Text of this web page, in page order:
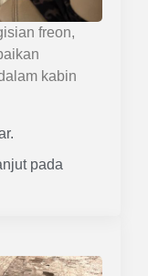
freon,
kabin
pada